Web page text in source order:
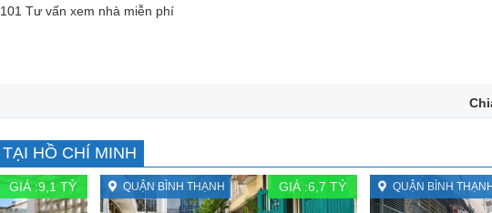
Tư vấn xem nhà miễn phí
HỒ CHÍ MINH
GIÁ :9,1 TỶ QUẬN BÌNH THẠNH GIÁ :6,7 TỶ QUẬN BÌNH